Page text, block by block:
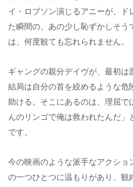
イ・ロブソン演じるアニーが、ド
た瞬間の、あの少し恥ずかしそう
は、何度観ても忘れられません。
ギャングの親分デイヴが、最初は
結局は自分の首を絞めるような危
助ける。そこにあるのは、理屈で
んのリンゴで俺は救われたんだ」
です。
今の映画のような派手なアクショ
の一つひとつに温もりがあり、観